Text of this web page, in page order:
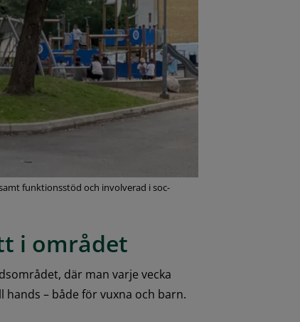
funktionsstöd och involverad i soc-
i området
där man varje vecka
– både för vuxna och barn.